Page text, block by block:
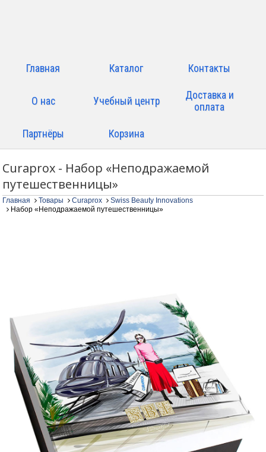
Главная Каталог Контакты
О нас Учебный центр
Доставка и
оплата
Партнёры Корзина
Curaprox - Набор «Неподражаемой
путешественницы»
Главная Товары Curaprox
Swiss Beauty Innovations
Набор «Неподражаемой путешественницы»